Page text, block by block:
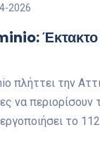
2026
πλήττει την
να περιορίσουν
το 112.